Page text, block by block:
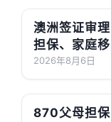
澳洲签证审
担保、家庭
2026年8月6日
870父母担